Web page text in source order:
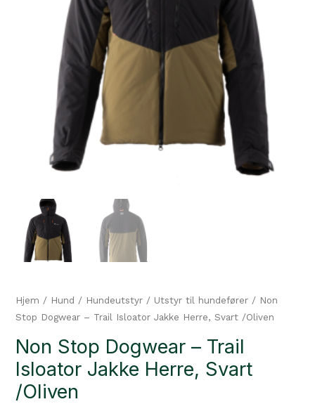
Hjem / Hund / Hundeutstyr / Utstyr til hundefører / Non
Stop Dogwear – Trail Isloator Jakke Herre, Svart /Oliven
Non Stop Dogwear – Trail
Isloator Jakke Herre, Svart
/Oliven